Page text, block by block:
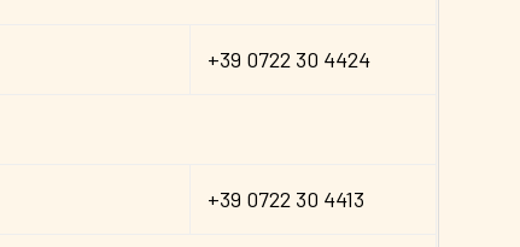
+39 0722 30 4424
+39 0722 30 4413